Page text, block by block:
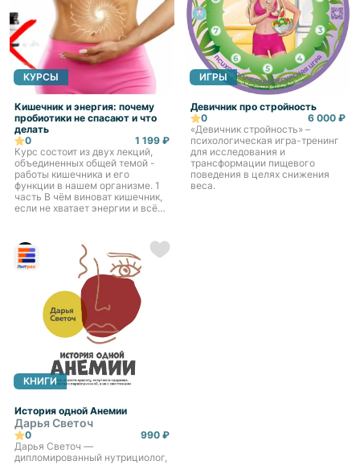
КУРСЫ
Кишечник и энергия: почему
пробиотики не спасают и что
делать
0
1 199 ₽
Курс состоит из двух лекций,
объединенных общей темой -
работы кишечника и его
функции в нашем организме. 1
часть В чём виноват кишечник,
если не хватает энергии и всё
Узнайте, почему они не
работают!
ИГРЫ
Девичник про стройность
0
6 000 ₽
«Девичник стройность» –
психологическая игра-тренинг
для исследования и
трансформации пищевого
поведения в целях снижения
веса.
КНИГИ
История одной Анемии
Дарья Светоч
0
990 ₽
Дарья Светоч —
дипломированный нутрициолог,